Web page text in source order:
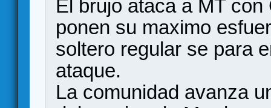
El brujo ataca a MT
ponen su maximo
soltero regular se para
ataque.
La comunidad avanza